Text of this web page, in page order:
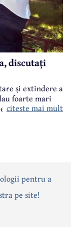
discutați
și extindere a
foarte mari
suferă sunt
citeste mai mult
Interviuri
pentru a
pe site!